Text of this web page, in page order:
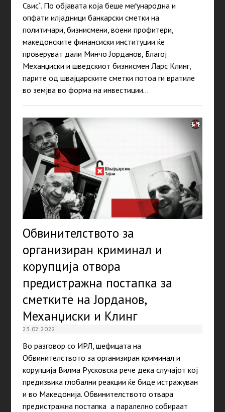
Свис“. По објавата која беше меѓународна и
опфати илјадници банкарски сметки на
политичари, бизнисмени, воени профитери,
македонските финансиски институции ќе
проверуват дали Минчо Јорданов, Благој
Механџиски и шведскиот бизнисмен Ларс Клинг,
парите од швајцарските сметки потоа ги вратиле
во земјва во форма на инвестиции…
Обвинителството за
организиран криминал и
корупција отвора
предистражна постапка за
сметките на Јорданов,
Механџиски и Клинг
23.02.2022
Во разговор со ИРЛ, шефицата на
Обвинителството за организиран криминал и
корупција Вилма Русковска рече дека случајот кој
предизвика глобални реакции ќе биде истражуван
и во Македонија. Обвинителството отвара
предистражна постапка а паралелно собираат